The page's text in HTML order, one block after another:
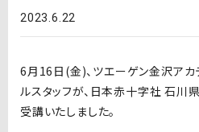
2023.6.22
6月16日(金)、ツエーゲン金沢アカ
ルスタッフが、日本赤十字社 石川
受講いたしました。